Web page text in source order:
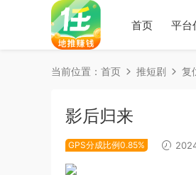
首页 平台
当前位置： 首页 推短剧 复
影后归来
GPS分成比例0.85%